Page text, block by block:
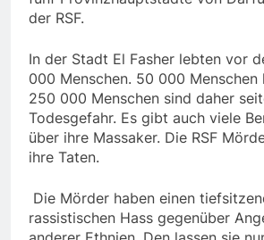
der RSF.
In der Stadt El Fasher lebten vor
000 Menschen. 50 000 Menschen
250 000 Menschen sind daher
Todesgefahr. Es gibt auch viele
über ihre Massaker. Die RSF
ihre Taten.
Die Mörder haben einen
rassistischen Hass gegenüber